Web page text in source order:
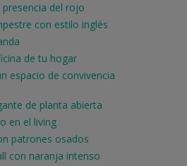
del rojo
con estilo inglés
de tu hogar
espacio de convivencia
de planta abierta
en el living
patrones osados
con naranja intenso